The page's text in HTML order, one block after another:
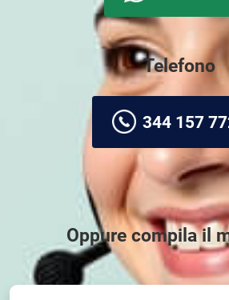
Telefono
344 157
Oppure compila il